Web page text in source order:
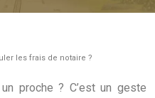
les frais de notaire ?
proche ? C’est un geste